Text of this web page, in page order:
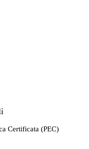
Certificata (PEC)